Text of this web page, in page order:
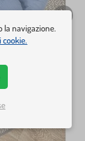
la navigazione.